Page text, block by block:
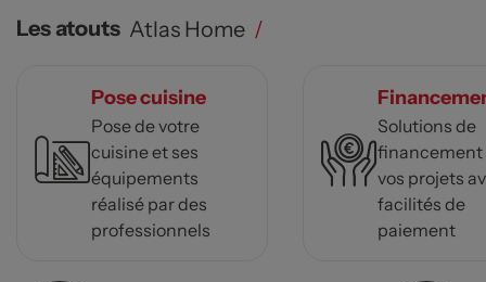
Les atouts Atlas Home /
Pose cuisine
Pose de votre
cuisine et ses
équipements
réalisé par des
professionnels
Solutions de
financement
vos projets
facilités de
paiement